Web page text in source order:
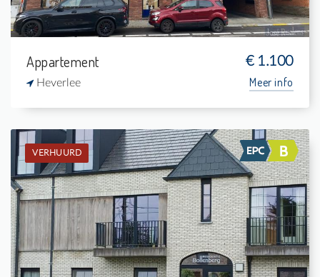
Appartement € 1.100
Heverlee Meer info
VERHUURD
Verhuurd: Appartement
-
-
-
-